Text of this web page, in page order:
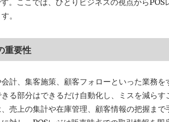
。ここでは、ひとりビジネスの視点から
。
重要性
計、集客施策、顧客フォローといった業務
る部分はできるだけ自動化し、ミスを減ら
売上の集計や在庫管理、顧客情報の把握ま